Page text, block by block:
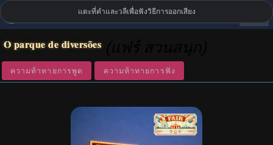
LanguageGuide.org•คำศัพท์ภาษาโปรตุเกสแบบภาพ
O parque de diversões
ความท้าทายการพูด ความท้าทายการฟัง
แตะที่คำและวลีเพื่อฟังวิธีการออกเสียง